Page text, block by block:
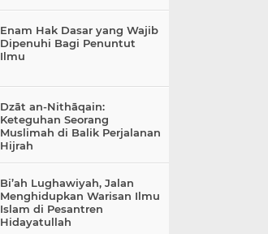
Enam Hak Dasar yang Wajib
Dipenuhi Bagi Penuntut
Ilmu
Dzāt an-Nithāqain:
Keteguhan Seorang
Muslimah di Balik Perjalanan
Hijrah
Bi’ah Lughawiyah, Jalan
Menghidupkan Warisan Ilmu
Islam di Pesantren
Hidayatullah